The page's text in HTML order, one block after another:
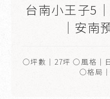
台南小王子5
｜安南
○坪數｜27坪 ○風格｜
○格局